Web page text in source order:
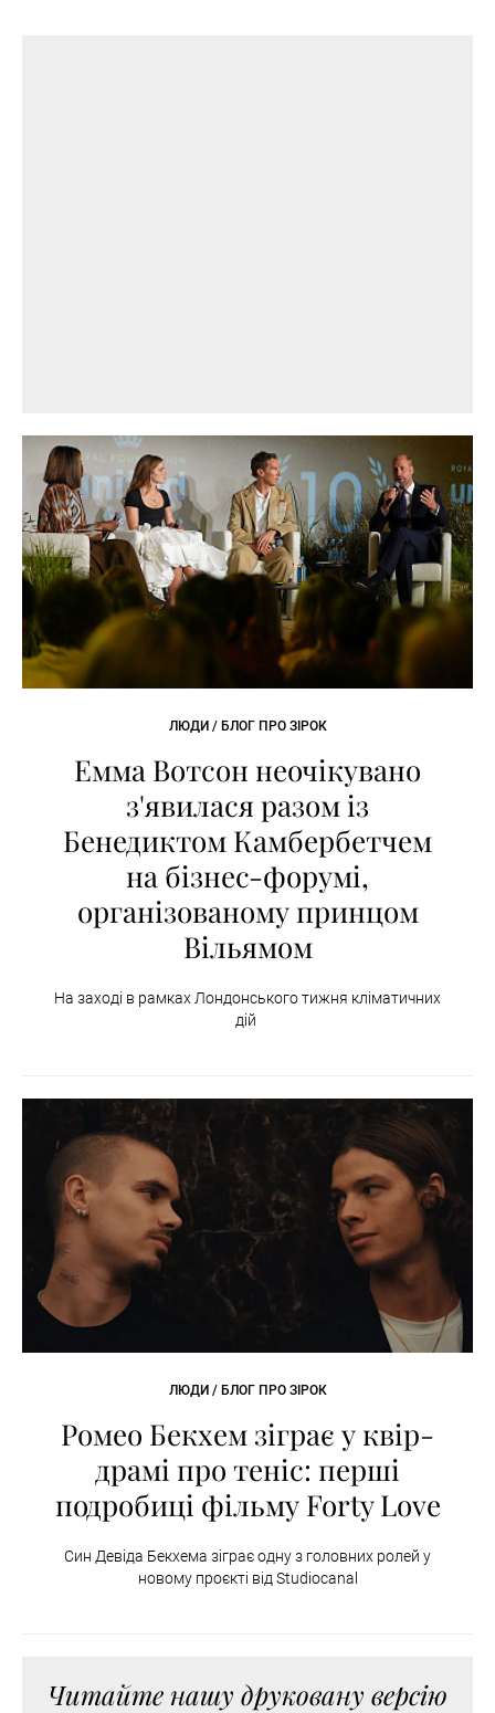
ЛЮДИ / БЛОГ ПРО ЗІРОК
Емма Вотсон неочікувано
з'явилася разом із
Бенедиктом Камбербетчем
на бізнес-форумі,
організованому принцом
Вільямом
На заході в рамках Лондонського тижня кліматичних
дій
ЛЮДИ / БЛОГ ПРО ЗІРОК
Ромео Бекхем зіграє у квір-
драмі про теніс: перші
подробиці фільму Forty Love
Син Девіда Бекхема зіграє одну з головних ролей у
новому проєкті від Studiocanal
Читайте нашу друковану версію